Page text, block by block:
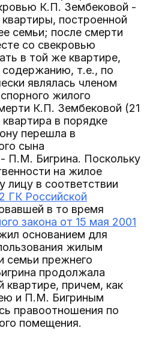
К.П. Зембековой -
построенной
семьи; после смерти
со свекровью
в той же квартире,
содержанию, т.е., по
являлась членом
жилого
К.П. Зембековой (21
в порядке
перешла в
сына
П.М. Бигрина. Поскольку
на жилое
лицу в соответствии
ГК Российской
в то время
закона от 15 мая 2001
основанием для
жилым
семьи прежнего
продолжала
квартире, причем, как
и П.М. Бигриным
правоотношения по
помещения.